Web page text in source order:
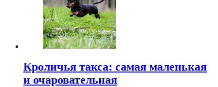
Кроличья такса: самая маленькая
и очаровательная